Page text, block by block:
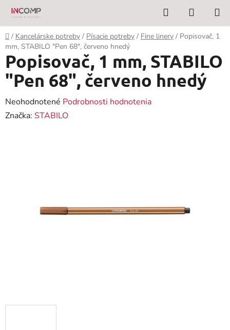
Prejsť
obsah
Hľadať
KOŠÍK
Domov
/ Kancelárske potreby / Písacie potreby / Fine linery / Popisovač, 1
mm, STABILO "Pen 68", červeno hnedý
Popisovač, 1 mm, STABILO
"Pen 68", červeno hnedý
Priemerné
hodnotenie
Neohodnotené Podrobnosti hodnotenia
Značka: STABILO